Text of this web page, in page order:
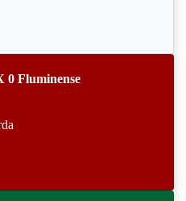
0 Fluminense